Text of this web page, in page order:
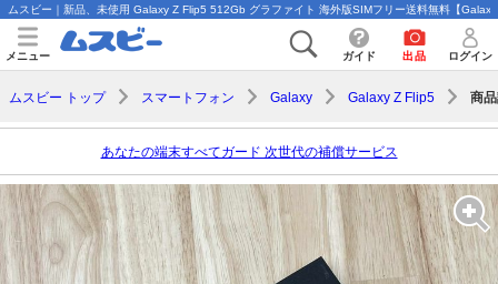
ムスビー｜新品、未使用 Galaxy Z Flip5 512Gb グラファイト 海外版SIMフリー送料無料【
メニュー ガイド 出品 ログイン
ムスビー トップ スマートフォン Galaxy Galaxy Z Flip5 商
あなたの端末すべてガード 次世代の補償サービス